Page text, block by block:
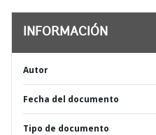
INFORMACIÓN
Autor
Fecha del documento
Tipo de documento